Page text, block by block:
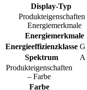
Display-Typ
Produkteigenschaften
Energiemerkmale
Energiemerkmale
Energieeffizienzklasse G
Spektrum
A
Produkteigenschaften
– Farbe
Farbe